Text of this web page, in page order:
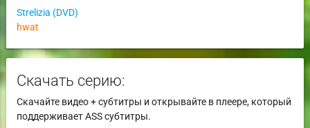
Strelizia (DVD)
hwat
Скачать серию:
Скачайте видео + субтитры и открывайте в плеере, который
поддерживает ASS субтитры.